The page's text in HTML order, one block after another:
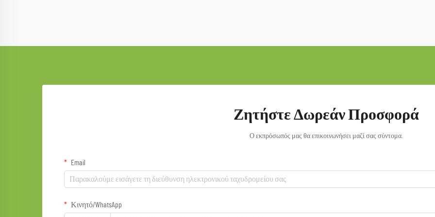
Ζητήστε Δωρεάν Προσφορά
Ο εκπρόσωπός μας θα επικοινωνήσει μαζί σας σύντομα.
Email
Κινητό/WhatsApp